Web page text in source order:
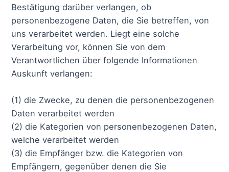
Bestätigung darüber verlangen, ob
personenbezogene Daten, die Sie betreffen, von
uns verarbeitet werden. Liegt eine solche
Verarbeitung vor, können Sie von dem
Verantwortlichen über folgende Informationen
Auskunft verlangen:
(1) die Zwecke, zu denen die personenbezogenen
Daten verarbeitet werden
(2) die Kategorien von personenbezogenen Daten,
welche verarbeitet werden
(3) die Empfänger bzw. die Kategorien von
Empfängern, gegenüber denen die Sie